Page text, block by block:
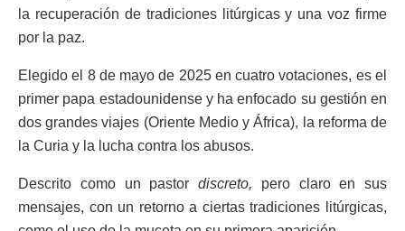
la recuperación de tradiciones litúrgicas y una voz firme
por la paz.
Elegido el 8 de mayo de 2025 en cuatro votaciones, es el
primer papa estadounidense y ha enfocado su gestión en
dos grandes viajes (Oriente Medio y África), la reforma de
la Curia y la lucha contra los abusos.
Descrito como un pastor discreto, pero claro en sus
mensajes, con un retorno a ciertas tradiciones litúrgicas,